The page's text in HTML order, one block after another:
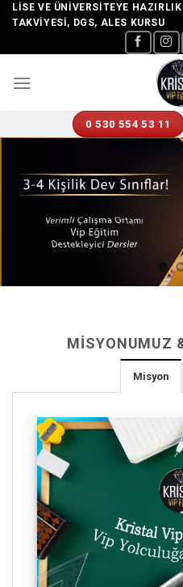
SkipLISE VE ÜNIVERSITEYE
TAKVIYESI, DGS, ALES KURSU
0 530 554 53 11
MISYONUMUZ
Misyon